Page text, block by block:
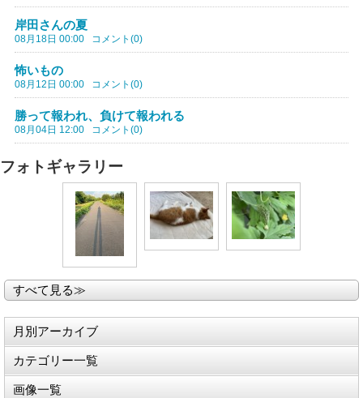
岸田さんの夏
08月18日 00:00 コメント(0)
怖いもの
08月12日 00:00 コメント(0)
勝って報われ、負けて報われる
08月04日 12:00 コメント(0)
フォトギャラリー
すべて見る≫
月別アーカイブ
カテゴリー一覧
画像一覧